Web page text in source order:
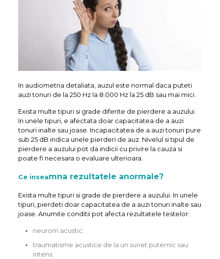
In audiometria detaliata, auzul este normal daca puteti
auzi tonuri de la 250 Hz la 8.000 Hz la 25 dB sau mai mici.
Exista multe tipuri si grade diferite de pierdere a auzului.
In unele tipuri, e afectata doar capacitatea de a auzi
tonuri inalte sau joase. Incapacitatea de a auzi tonuri pure
sub 25 dB indica unele pierderi de auz. Nivelul si tipul de
pierdere a auzului pot da indicii cu privire la cauza si
poate fi necesara o evaluare ulterioara.
Ce inseamna rezultatele anormale?
Exista multe tipuri si grade de pierdere a auzului. In unele
tipuri, pierdeti doar capacitatea de a auzi tonuri inalte sau
joase. Anumite conditii pot afecta rezultatele testelor:
neurom acustic;
traumatisme acustice de la un sunet puternic sau
intens;